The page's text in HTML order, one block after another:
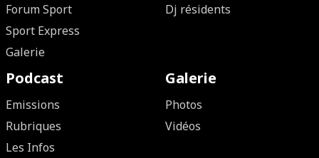
Forum Sport
Sport Express
Galerie
Dj résidents
Podcast
Emissions
Rubriques
Les Infos
Galerie
Photos
Vidéos